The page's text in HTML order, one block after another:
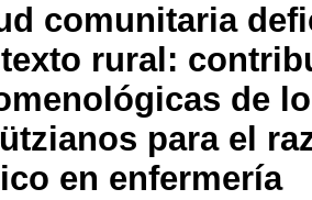
comunitaria
rural:
de
para el
en enfermería